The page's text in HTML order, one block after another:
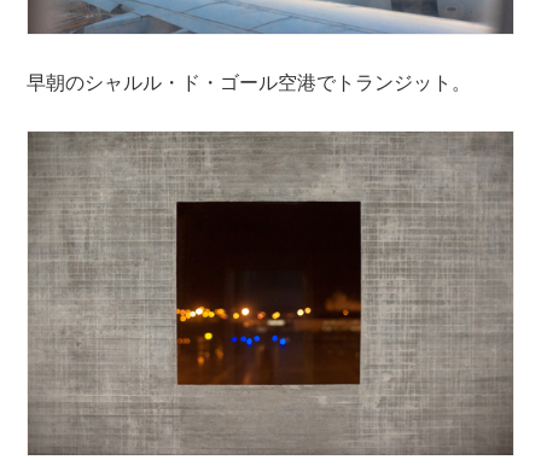
早朝のシャルル・ド・ゴール空港でトランジット。